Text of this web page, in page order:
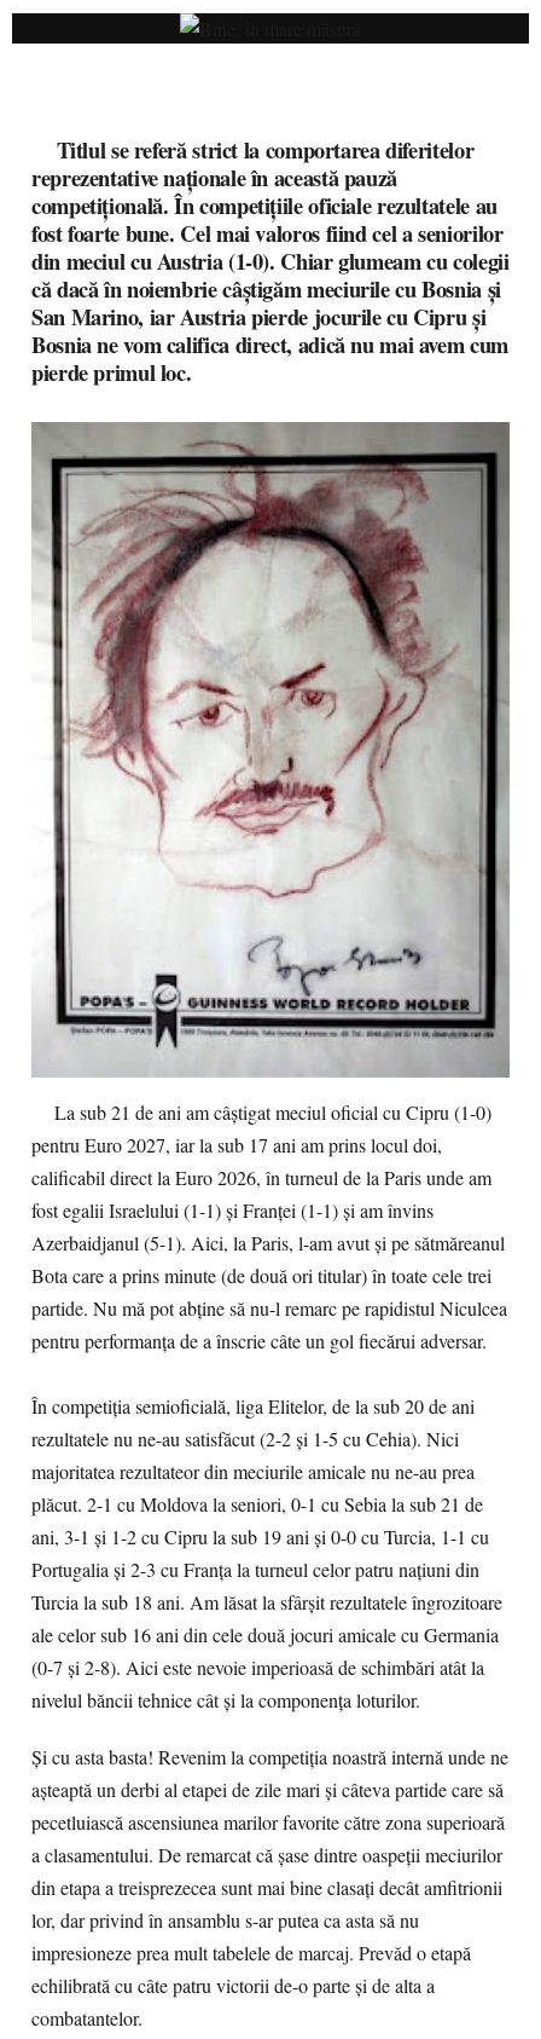
Titlul se referă strict la comportarea diferitelor
reprezentative naționale în această pauză
competițională. În competițiile oficiale rezultatele au
fost foarte bune. Cel mai valoros fiind cel a seniorilor
din meciul cu Austria (1-0). Chiar glumeam cu colegii
că dacă în noiembrie câștigăm meciurile cu Bosnia și
San Marino, iar Austria pierde jocurile cu Cipru și
Bosnia ne vom califica direct, adică nu mai avem cum
pierde primul loc.
La sub 21 de ani am câștigat meciul oficial cu Cipru (1-0)
pentru Euro 2027, iar la sub 17 ani am prins locul doi,
calificabil direct la Euro 2026, în turneul de la Paris unde am
fost egalii Israelului (1-1) și Franței (1-1) și am învins
Azerbaidjanul (5-1). Aici, la Paris, l-am avut și pe sătmăreanul
Bota care a prins minute (de două ori titular) în toate cele trei
partide. Nu mă pot abține să nu-l remarc pe rapidistul Niculcea
pentru performanța de a înscrie câte un gol fiecărui adversar.
În competiția semioficială, liga Elitelor, de la sub 20 de ani
rezultatele nu ne-au satisfăcut (2-2 și 1-5 cu Cehia). Nici
majoritatea rezultateor din meciurile amicale nu ne-au prea
plăcut. 2-1 cu Moldova la seniori, 0-1 cu Sebia la sub 21 de
ani, 3-1 și 1-2 cu Cipru la sub 19 ani și 0-0 cu Turcia, 1-1 cu
Portugalia și 2-3 cu Franța la turneul celor patru națiuni din
Turcia la sub 18 ani. Am lăsat la sfârșit rezultatele îngrozitoare
ale celor sub 16 ani din cele două jocuri amicale cu Germania
(0-7 și 2-8). Aici este nevoie imperioasă de schimbări atât la
nivelul băncii tehnice cât și la componența loturilor.
Și cu asta basta! Revenim la competiția noastră internă unde ne
așteaptă un derbi al etapei de zile mari și câteva partide care să
pecetluiască ascensiunea marilor favorite către zona superioară
a clasamentului. De remarcat că șase dintre oaspeții meciurilor
din etapa a treisprezecea sunt mai bine clasați decât amfitrionii
lor, dar privind în ansamblu s-ar putea ca asta să nu
impresioneze prea mult tabelele de marcaj. Prevăd o etapă
echilibrată cu câte patru victorii de-o parte și de alta a
combatantelor.